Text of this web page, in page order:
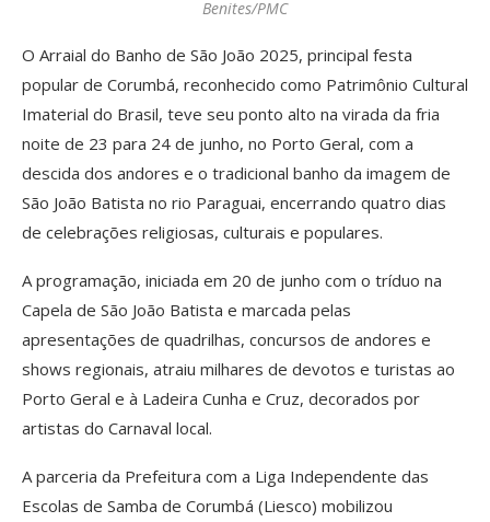
Benites/PMC
O Arraial do Banho de São João 2025, principal festa
popular de Corumbá, reconhecido como Patrimônio Cultural
Imaterial do Brasil, teve seu ponto alto na virada da fria
noite de 23 para 24 de junho, no Porto Geral, com a
descida dos andores e o tradicional banho da imagem de
São João Batista no rio Paraguai, encerrando quatro dias
de celebrações religiosas, culturais e populares.
A programação, iniciada em 20 de junho com o tríduo na
Capela de São João Batista e marcada pelas
apresentações de quadrilhas, concursos de andores e
shows regionais, atraiu milhares de devotos e turistas ao
Porto Geral e à Ladeira Cunha e Cruz, decorados por
artistas do Carnaval local.
A parceria da Prefeitura com a Liga Independente das
Escolas de Samba de Corumbá (Liesco) mobilizou